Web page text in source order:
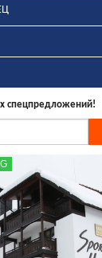
спецпредложений!